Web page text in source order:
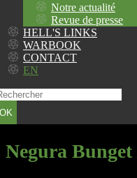
Notre actualité
Revue de presse
HELL'S LINKS
WARBOOK
CONTACT
EN
OK
Negura